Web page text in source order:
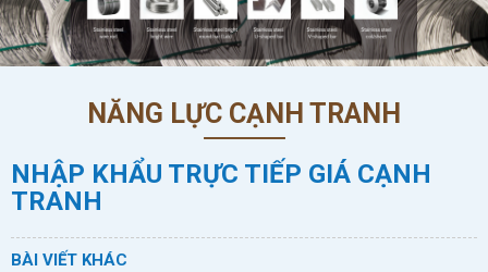
NĂNG LỰC CẠNH TRANH
NHẬP KHẨU TRỰC TIẾP GIÁ CẠNH
TRANH
BÀI VIẾT KHÁC